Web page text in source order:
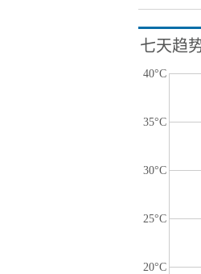
七天趋
40°C
35°C
30°C
25°C
20°C